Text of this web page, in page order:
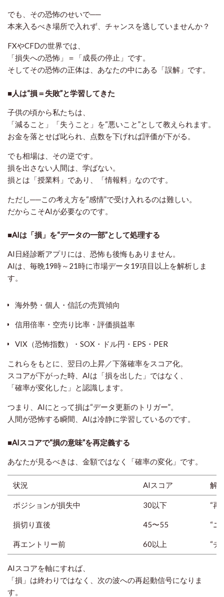
でも、その恐怖のせいで──
本来入るべき場所で入れず、チャンスを逃していませんか？
FXやCFDの世界では、
「損失への恐怖」＝「成長の停止」です。
そしてその恐怖の正体は、あなたの中にある「誤解」です。
■人は“損＝失敗”と学習してきた
子供の頃から私たちは、
「減ること」「失うこと」を“悪いこと”として教えられます。
お金を落とせば叱られ、点数を下げれば評価が下がる。
でも相場は、その逆です。
損を出さない人間は、学ばない。
損とは「授業料」であり、「情報料」なのです。
ただし──この考え方を“感情”で受け入れるのは難しい。
だからこそAIが必要なのです。
■AIは「損」を“データの一部”として処理する
AI日経診断アプリには、恐怖も後悔もありません。
AIは、毎晩19時～21時に市場データ19項目以上を解析しま
す。
海外勢・個人・信託の売買傾向
信用倍率・空売り比率・評価損益率
VIX（恐怖指数）・SOX・ドル円・EPS・PER
これらをもとに、翌日の上昇／下落確率をスコア化。
スコアが下がった時、AIは「損を出した」ではなく、
「確率が変化した」と認識します。
つまり、AIにとって損は“データ更新のトリガー”。
人間が恐怖する瞬間、AIは冷静に学習しているのです。
■AIスコアで“損の意味”を再定義する
あなたが見るべきは、金額ではなく「確率の変化」です。
状況 AIスコア 解
ポジションが損失中 30以下 “再
損切り直後 45〜55 “ニ
再エントリー前 60以上 “チ
AIスコアを軸にすれば、
「損」は終わりではなく、 次の波への再起動信号になりま
す。